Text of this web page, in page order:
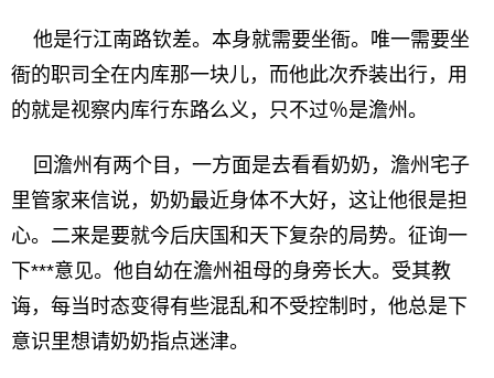
他是行江南路钦差。本身就需要坐衙。唯一需要坐
衙的职司全在内库那一块儿，而他此次乔装出行，用
的就是视察内库行东路么义，只不过％是澹州。
回澹州有两个目，一方面是去看看奶奶，澹州宅子
里管家来信说，奶奶最近身体不大好，这让他很是担
心。二来是要就今后庆国和天下复杂的局势。征询一
下***意见。他自幼在澹州祖母的身旁长大。受其教
诲，每当时态变得有些混乱和不受控制时，他总是下
意识里想请奶奶指点迷津。